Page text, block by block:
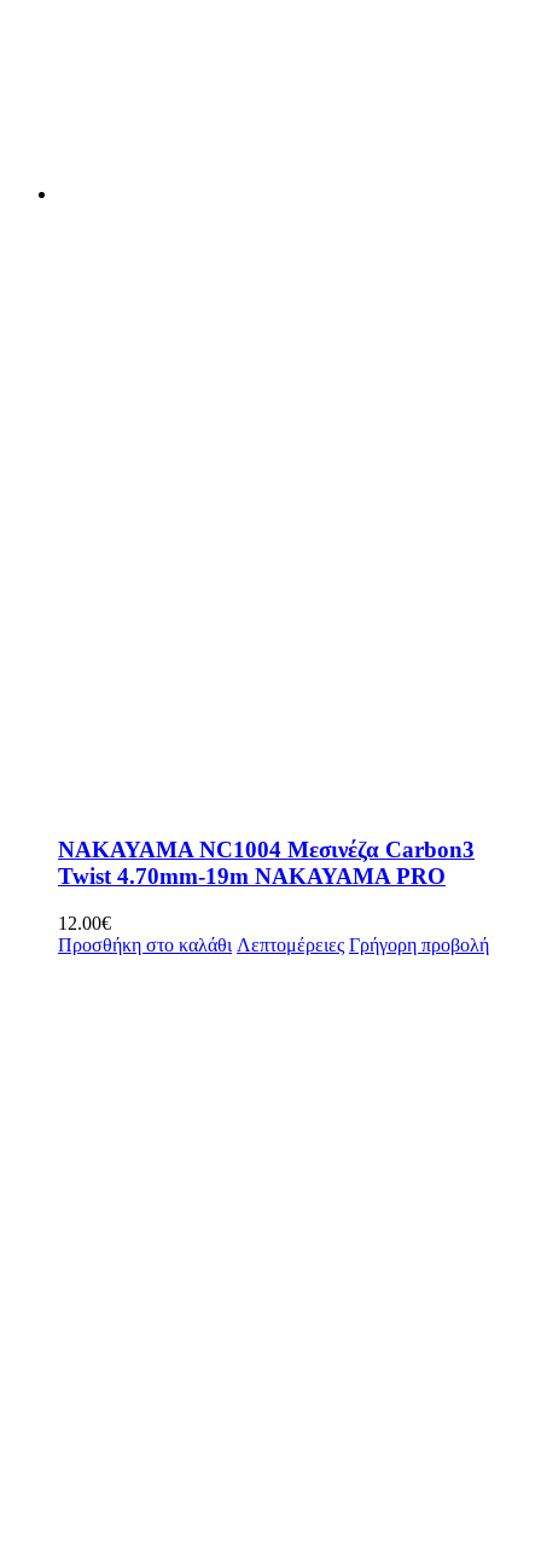
NAKAYAMA NC1004 Μεσινέζα Carbon3
Twist 4.70mm-19m NAKAYAMA PRO
12.00€
Προσθήκη στο καλάθι Λεπτομέρειες Γρήγορη προβολή